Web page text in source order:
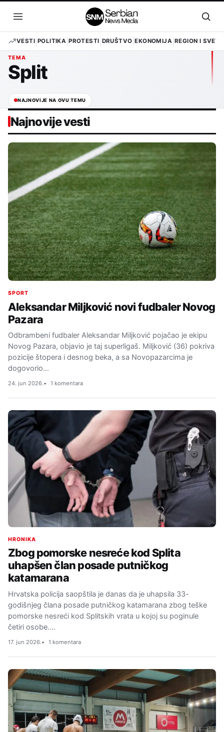
sadržaj
Otvori
meni
VESTI POLITIKA PROTESTI DRUŠTVO EKONOMIJA REGION I SVET
TEMA
Split
NAJNOVIJE NA OVU TEMU
Najnovije vesti
SPORT
Aleksandar Miljković novi fudbaler Novog
Pazara
Odbrambeni fudbaler Aleksandar Miljković pojačao je ekipu
Novog Pazara, objavio je taj superligaš. Miljković (36) pokriva
pozicije štopera i desnog beka, a sa Novopazarcima je
dogovorio…
24. jun 2026. 1 komentara
HRONIKA
Zbog pomorske nesreće kod Splita
uhapšen član posade putničkog
katamarana
Hrvatska policija saopštila je danas da je uhapsila 33-
godišnjeg člana posade putničkog katamarana zbog teške
pomorske nesreći kod Splitskih vrata u kojoj su poginule
četiri osobe.…
17. jun 2026. 1 komentara